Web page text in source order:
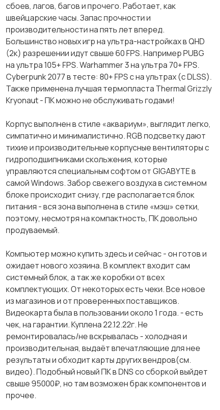
сбоев, лагов, багов и прочего. Работает, как
швейцарские часы. Запас прочности и
производительности на пять лет вперед.
Большинство новых игр на ультра-настройках в QHD
(2к) разрешении идут свыше 60 FPS. Например PUBG
на ультра 105+ FPS. Warhammer 3 на ультра 70+ FPS.
Cyberpunk 2077 в тесте: 80+ FPS с на ультрах (с DLSS).
Также применена лучшая термопласта Thermal Grizzly
Kryonaut - ПК можно не обслуживать годами!
Корпус выполнен в стиле «аквариум», выглядит легко,
симпатично и минималистично. RGB подсветку дают
тихие и производительные корпусные вентиляторы с
гидроподшипниками скольжения, которые
управляются специальным софтом от GIGABYTE в
самой Windows. Забор свежего воздуха в системном
блоке происходит снизу, где располагается блок
питания - вся зона выполнена в стиле «мэш» сетки,
поэтому, несмотря на компактность, ПК довольно
продуваемый.
Компьютер можно купить здесь и сейчас - он готов и
ожидает нового хозяина. В комплект входит сам
системный блок, а так же коробки от всех
комплектующих. От некоторых есть чеки. Все новое
из магазинов и от проверенных поставщиков.
Видеокарта была в пользовании около 1 года. - есть
чек, на гарантии. Куплена 22.12.22г. Не
ремонтировалась/не вскрывалась - холодная и
производительная, выдаёт впечатляющие для нее
результаты и обходит карты других вендров(см.
видео). Подобный новый ПК в DNS со сборкой выйдет
свыше 95000₽, но там возможен брак компонентов и
прочее.